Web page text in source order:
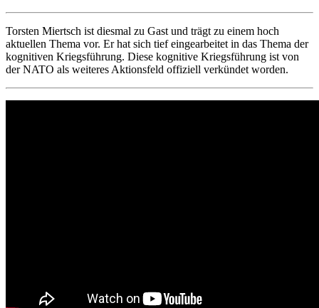
Torsten Miertsch ist diesmal zu Gast und trägt zu einem hoch
aktuellen Thema vor. Er hat sich tief eingearbeitet in das Thema der
kognitiven Kriegsführung. Diese kognitive Kriegsführung ist von
der NATO als weiteres Aktionsfeld offiziell verkündet worden.